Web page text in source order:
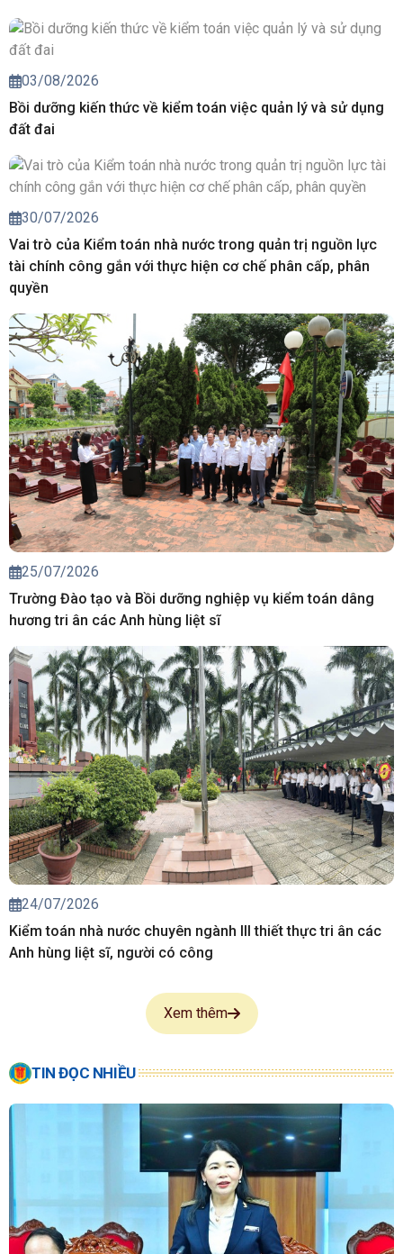
03/08/2026
Bồi dưỡng kiến thức về kiểm toán việc quản lý và sử dụng
đất đai
30/07/2026
Vai trò của Kiểm toán nhà nước trong quản trị nguồn lực
tài chính công gắn với thực hiện cơ chế phân cấp, phân
quyền
25/07/2026
Trường Đào tạo và Bồi dưỡng nghiệp vụ kiểm toán dâng
hương tri ân các Anh hùng liệt sĩ
24/07/2026
Kiểm toán nhà nước chuyên ngành III thiết thực tri ân các
Anh hùng liệt sĩ, người có công
Xem thêm
TIN ĐỌC NHIỀU